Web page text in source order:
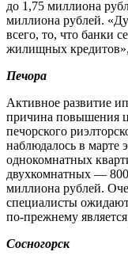
до 1,75 миллиона
миллиона рублей.
всего, то, что банки
жилищных
Печора
Активное развитие
причина повышения
печорского
наблюдалось в марте
однокомнатных
двухкомнатных —
миллиона рублей.
специалисты
по-прежнему
Сосногорск